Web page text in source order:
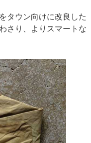
タウン向けに改良した
さり、よりスマートな